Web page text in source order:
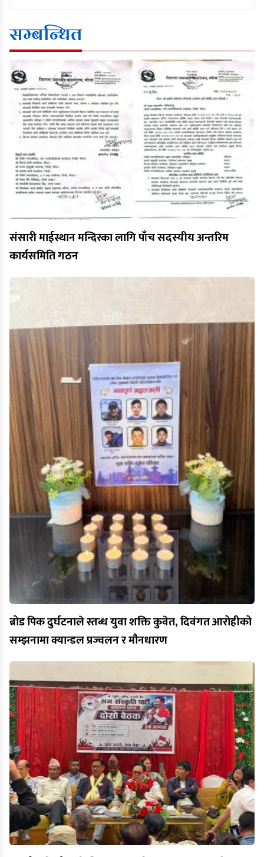
सम्बन्धित
संसारी माईस्थान मन्दिरका लागि पाँच सदस्यीय अन्तरिम
कार्यसमिति गठन
ब्रोड पिक दुर्घटनाले स्तब्ध युवा शक्ति कुवेत, दिवंगत आरोहीको
सम्झनामा क्यान्डल प्रज्वलन र मौनधारण